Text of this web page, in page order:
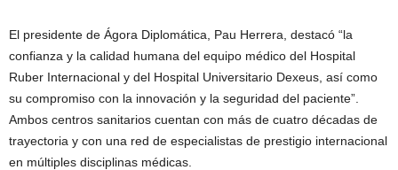
El presidente de Ágora Diplomática, Pau Herrera, destacó “la
confianza y la calidad humana del equipo médico del Hospital
Ruber Internacional y del Hospital Universitario Dexeus, así como
su compromiso con la innovación y la seguridad del paciente”.
Ambos centros sanitarios cuentan con más de cuatro décadas de
trayectoria y con una red de especialistas de prestigio internacional
en múltiples disciplinas médicas.